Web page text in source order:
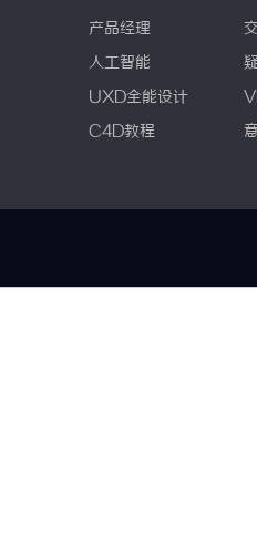
产品经理
人工智能
UXD全能设计
C4D教程